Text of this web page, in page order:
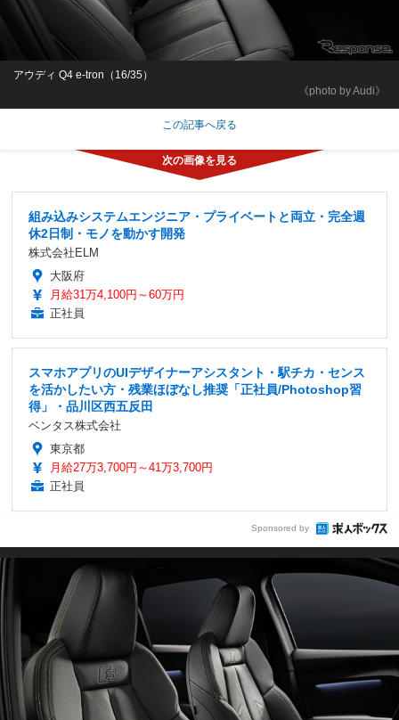
《photo by Audi》
アウディ Q4 e-tron（16/35）
この記事へ戻る
組み込みシステムエンジニア・プライベートと両立・完全週
休2日制・モノを動かす開発
株式会社ELM
大阪府
月給31万4,100円～60万円
正社員
スマホアプリのUIデザイナーアシスタント・駅チカ・センス
を活かしたい方・残業ほぼなし推奨「正社員/Photoshop習
得」・品川区西五反田
ベンタス株式会社
東京都
月給27万3,700円～41万3,700円
正社員
Sponsored by